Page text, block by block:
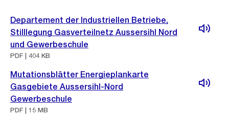
Departement der Industriellen Betriebe,
Stilllegung Gasverteilnetz Aussersihl Nord
und Gewerbeschule
PDF | 404 KB
Mutationsblätter Energieplankarte
Gasgebiete Aussersihl-Nord
Gewerbeschule
PDF | 15 MB